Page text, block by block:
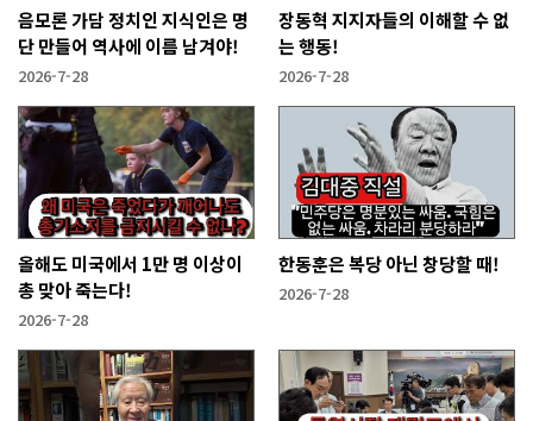
음모론 가담 정치인 지식인은 명
단 만들어 역사에 이름 남겨야!
2026-7-28
장동혁 지지자들의 이해할 수 없
는 행동!
2026-7-28
올해도 미국에서 1만 명 이상이
총 맞아 죽는다!
2026-7-28
한동훈은 복당 아닌 창당할 때!
2026-7-28